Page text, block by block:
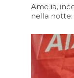
Amelia,
nella